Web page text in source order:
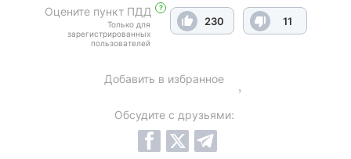
Оцените пункт ПДД ?
Только для
зарегистрированных
пользователей
230 11
Добавить в избранное
Обсудите с друзьями: